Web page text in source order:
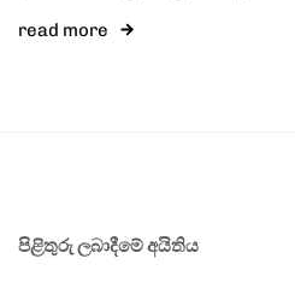
read more
පිළිතුරු ලබාදීමේ අයිතිය